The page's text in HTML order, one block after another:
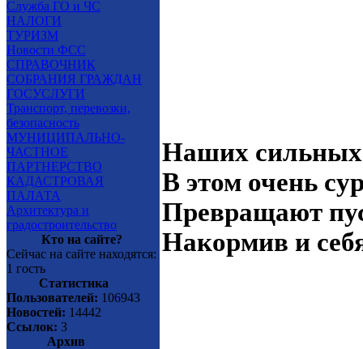
Служба ГО и ЧС
НАЛОГИ
ТУРИЗМ
Новости ФСС
СПРАВОЧНИК
СОБРАНИЯ ГРАЖДАН
ГОСУСЛУГИ
Транспорт, перевозки,
безопасность
МУНИЦИПАЛЬНО-
ЧАСТНОЕ
ПАРТНЕРСТВО
КАДАСТРОВАЯ
ПАЛАТА
Архитектура и
градостроительство
Кто на сайте?
Сейчас на сайте находятся:
1 гость
Статистика
Пользователей: 106943
Новостей: 14442
Ссылок: 3
Архив
Наших сильных
В этом очень
Превращают
Накормив и